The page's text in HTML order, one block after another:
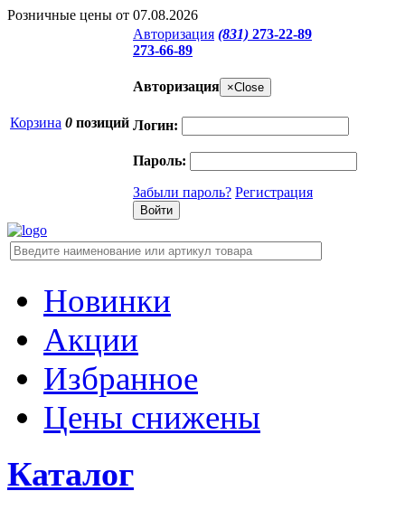
Розничные цены от 07.08.2026
Корзина 0 позиций
Авторизация (831) 273-22-89
273-66-89
Авторизация ×Close
Логин:
Пароль:
Забыли пароль? Регистрация
Новинки
Акции
Избранное
Цены снижены
Каталог